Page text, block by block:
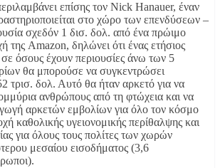
επίσης τον Nick Hanauer, έναν
στο χώρο των επενδύσεων –
σχεδόν 1 δισ. δολ. από ένα πρώιμο
της Amazon, δηλώνει ότι ένας ετήσιος
όσους έχουν περιουσίες άνω των 5
θα μπορούσε να συγκεντρώσει
τρισ. δολ. Αυτό θα ήταν αρκετό για να
ανθρώπους από τη φτώχεια και να
αρκετών εμβολίων για όλο τον κόσμο
καθολικής υγειονομικής περίθαλψης και
για όλους τους πολίτες των χωρών
μεσαίου εισοδήματος (3,6